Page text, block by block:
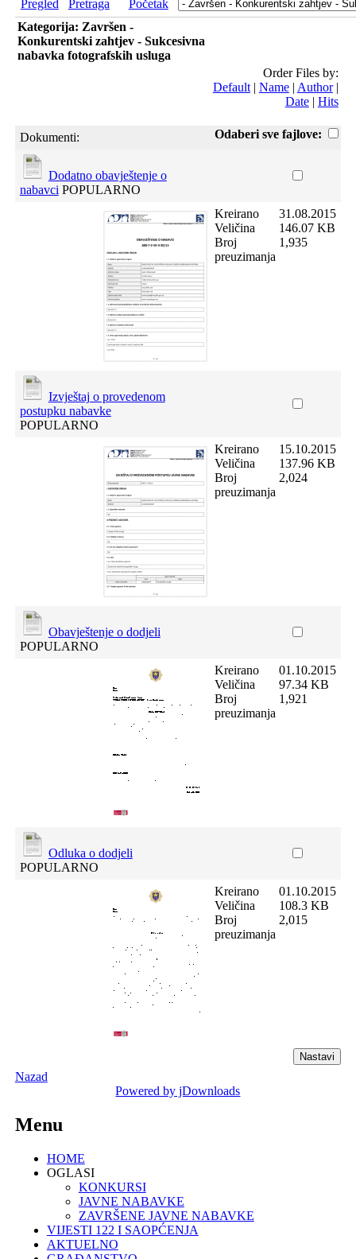
Pregled Pretraga
Početak
Kategorija: Završen -
Konkurentski zahtjev - Sukcesivna
nabavka fotografskih usluga
Order Files by:
Default| Name| Author|
Date| Hits
Odaberi sve fajlove:
Dokumenti:
Dodatno obavještenje o
nabavci POPULARNO
Kreirano
Veličina
Broj
preuzimanja
31.08.2015
146.07 KB
1,935
Izvještaj o provedenom
postupku nabavke
POPULARNO
Kreirano
Veličina
Broj
preuzimanja
15.10.2015
137.96 KB
2,024
Obavještenje o dodjeli
POPULARNO
Kreirano
Veličina
Broj
preuzimanja
01.10.2015
97.34 KB
1,921
Odluka o dodjeli
POPULARNO
Kreirano
Veličina
Broj
preuzimanja
01.10.2015
108.3 KB
2,015
Nazad
Powered by jDownloads
Menu
HOME
OGLASI
KONKURSI
JAVNE NABAVKE
ZAVRŠENE JAVNE NABAVKE
VIJESTI 122 I SAOPĆENJA
AKTUELNO